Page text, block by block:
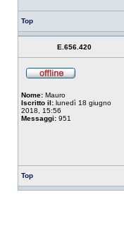
Top
E.656.420
Nome: Mauro
Iscritto il: lunedì 18 giugno
2018, 15:56
Messaggi: 951
Top